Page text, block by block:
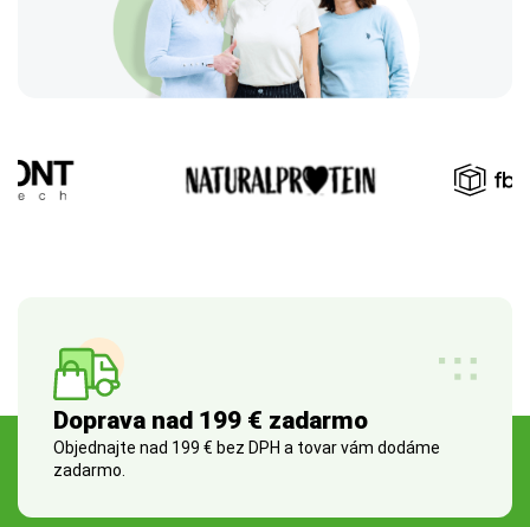
Doprava nad 199 € zadarmo
Objednajte nad 199 € bez DPH a tovar vám dodáme
zadarmo.